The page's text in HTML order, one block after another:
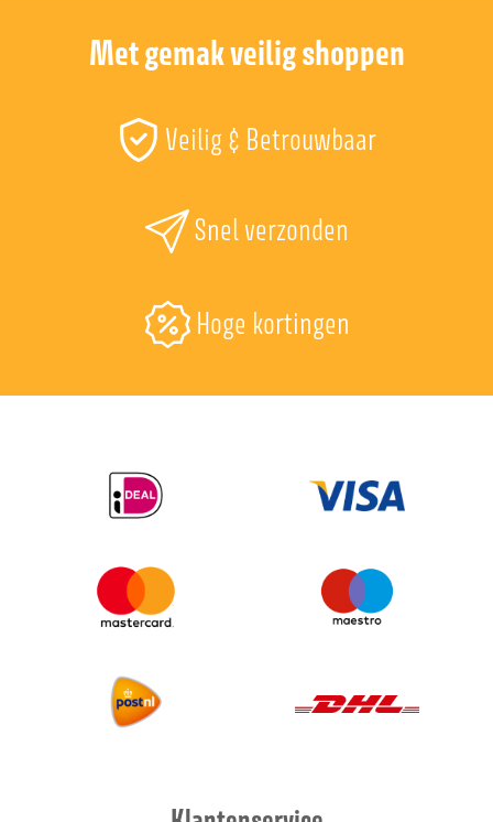
Met gemak veilig shoppen
Veilig & Betrouwbaar
Snel verzonden
Hoge kortingen